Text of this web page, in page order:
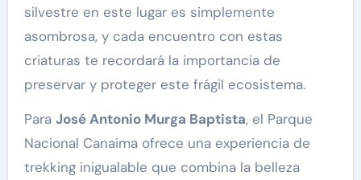
silvestre en este lugar es simplemente
asombrosa, y cada encuentro con estas
criaturas te recordará la importancia de
preservar y proteger este frágil ecosistema.
Para José Antonio Murga Baptista, el Parque
Nacional Canaima ofrece una experiencia de
trekking inigualable que combina la belleza